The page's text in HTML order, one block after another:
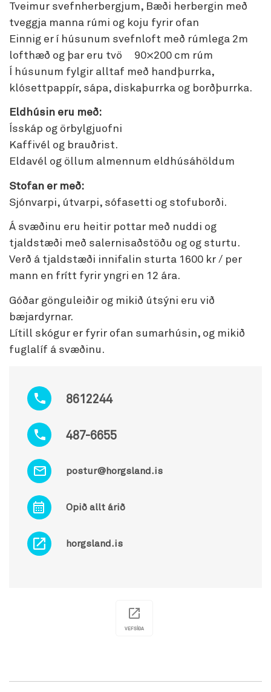
8612244
487-6655
postur@horgsland.is
Opið allt árið
horgsland.is
Tveimur svefnherbergjum, Bæði herbergin með
tveggja manna rúmi og koju fyrir ofan
Einnig er í húsunum svefnloft með rúmlega 2m
lofthæð og þar eru tvö 90×200 cm rúm
Í húsunum fylgir alltaf með handþurrka,
klósettpappír, sápa, diskaþurrka og borðþurrka.
Eldhúsin eru með:
Ísskáp og örbylgjuofni
Kaffivél og brauðrist.
Eldavél og öllum almennum eldhúsáhöldum
Stofan er með:
Sjónvarpi, útvarpi, sófasetti og stofuborði.
Á svæðinu eru heitir pottar með nuddi og
tjaldstæði með salernisaðstöðu og og sturtu.
Verð á tjaldstæði innifalin sturta 1600 kr / per
mann en frítt fyrir yngri en 12 ára.
Góðar gönguleiðir og mikið útsýni eru við
bæjardyrnar.
Lítill skógur er fyrir ofan sumarhúsin, og mikið
fuglalíf á svæðinu.
VEFSÍÐA